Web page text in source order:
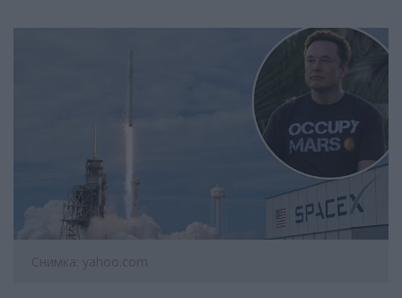
Снимка: yahoo.com